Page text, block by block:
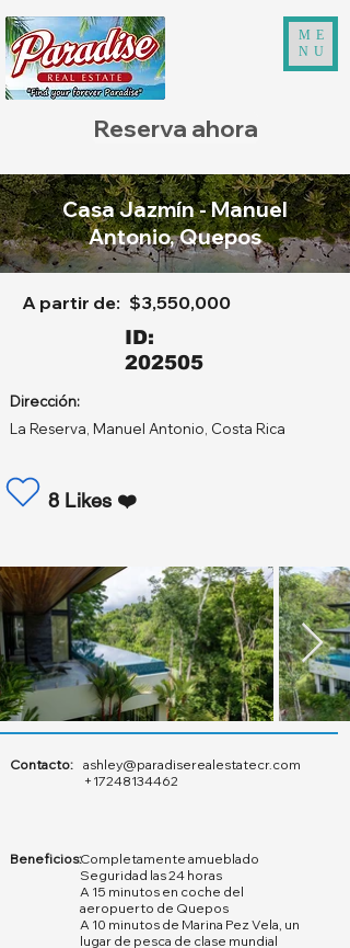
ME
NU
Reserva ahora
Casa Jazmín - Manuel
Antonio, Quepos
A partir de: $3,550,000
ID:
202505
Dirección:
La Reserva, Manuel Antonio, Costa Rica
8 Likes ❤️
Contacto: ashley@paradiserealestatecr.com
+17248134462
Beneficios:Completamente amueblado
Seguridad las 24 horas
A 15 minutos en coche del
aeropuerto de Quepos
A 10 minutos de Marina Pez Vela, un
lugar de pesca de clase mundial